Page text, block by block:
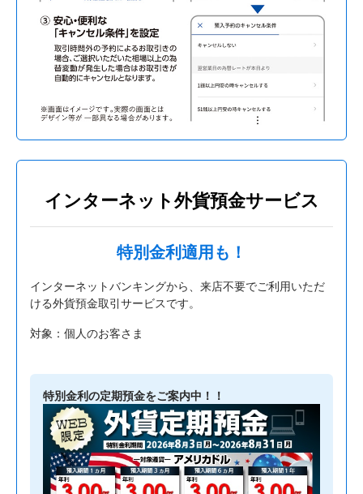
インターネット外貨預金サービス
特別金利適用も！
インターネットバンキングから、来店不要でご利用いただ
ける外貨預金取引サービスです。
対象：個人のお客さま
特別金利の定期預金をご案内中！！